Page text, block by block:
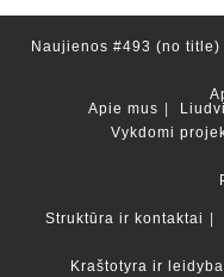
Naujienos #493 (no title)
Apie mus
Vykdomi
Struktūra ir kontaktai
Kraštotyra ir leidyba